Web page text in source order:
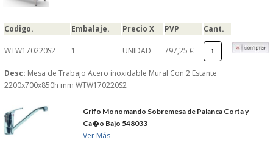
Codigo. Embalaje. Precio X PVP Cant.
WTW170220S2 1 UNIDAD 797,25 €
Desc: Mesa de Trabajo Acero inoxidable Mural Con 2 Estante
2200x700x850h mm WTW170220S2
Grifo Monomando Sobremesa de Palanca Corta y
Ca�o Bajo 548033
Ver Más